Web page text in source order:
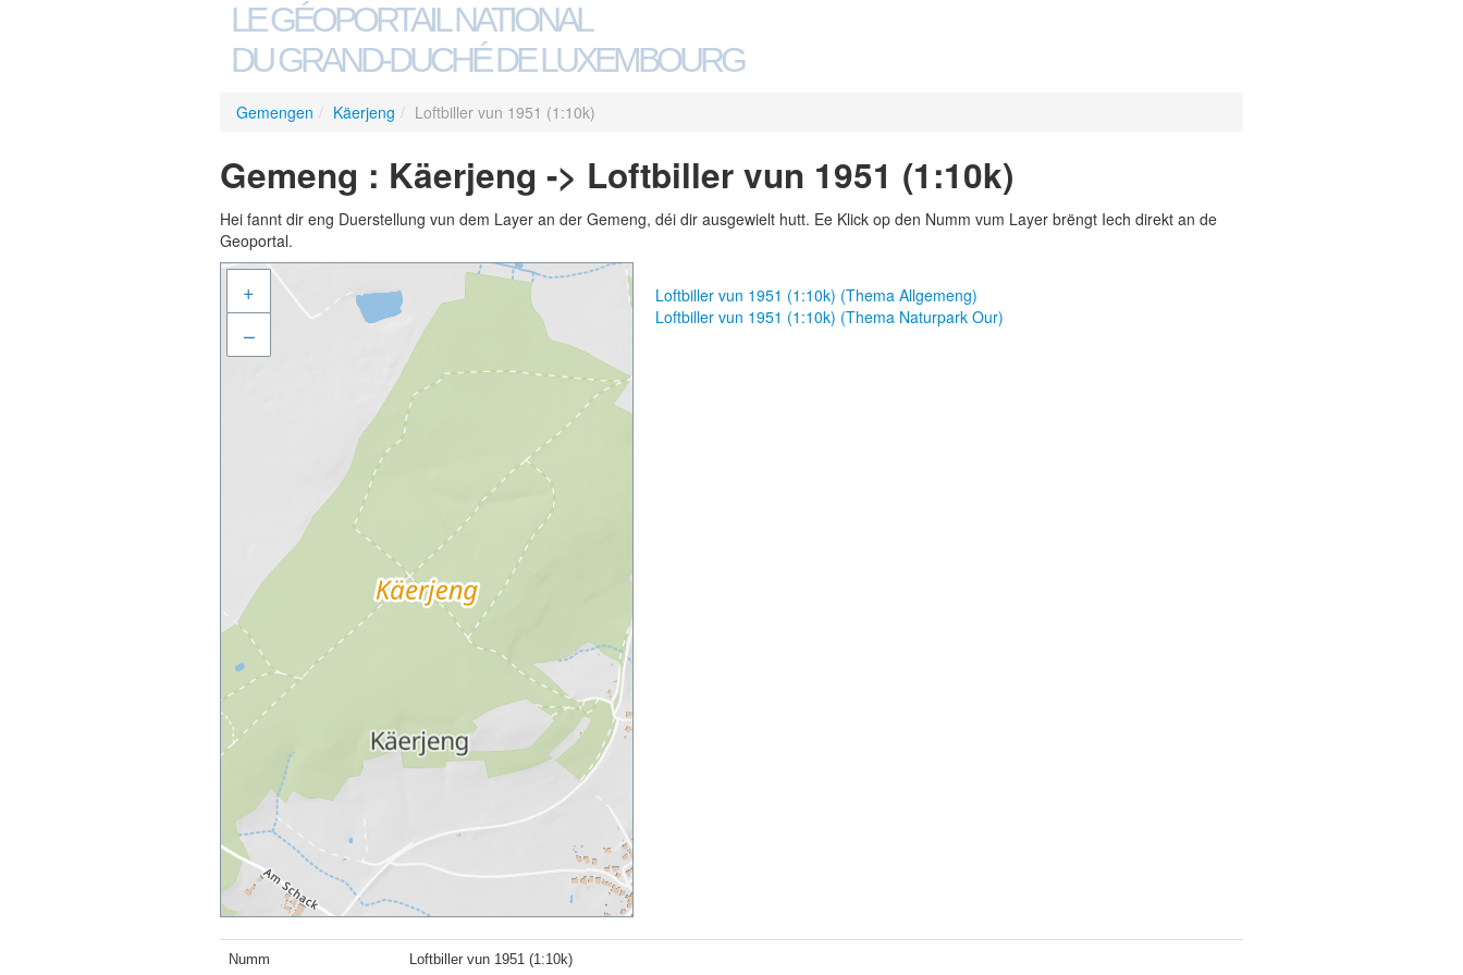
LE GÉOPORTAIL NATIONAL
DU GRAND-DUCHÉ DE LUXEMBOURG
Gemengen / Käerjeng / Loftbiller vun 1951 (1:10k)
Gemeng : Käerjeng -> Loftbiller vun 1951 (1:10k)
Hei fannt dir eng Duerstellung vun dem Layer an der Gemeng, déi dir ausgewielt hutt. Ee Klick op den Numm vum Layer brëngt Iech direkt an de
Geoportal.
+
–
Loftbiller vun 1951 (1:10k) (Thema Allgemeng)
Loftbiller vun 1951 (1:10k) (Thema Naturpark Our)
Numm Loftbiller vun 1951 (1:10k)